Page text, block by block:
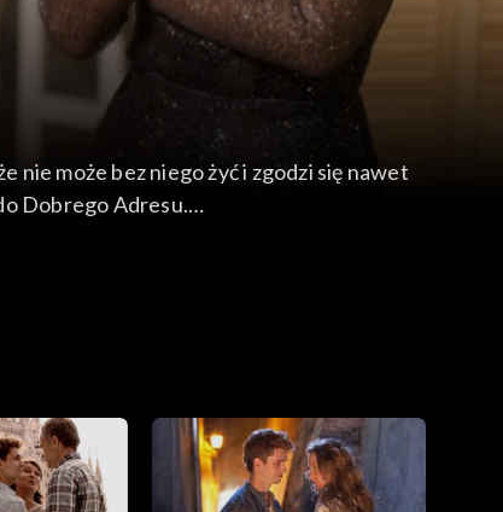
nie może bez niego żyć i zgodzi się nawet
Dobrego Adresu.